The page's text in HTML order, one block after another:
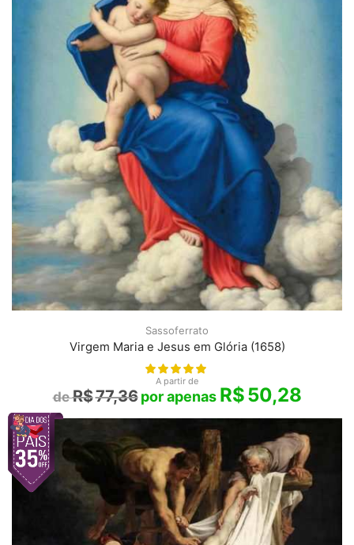
Sassoferrato
Virgem Maria e Jesus em Glória (1658)
A partir de
R$77,36 R$50,28